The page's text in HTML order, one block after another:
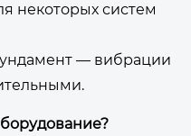
некоторых систем
— вибрации